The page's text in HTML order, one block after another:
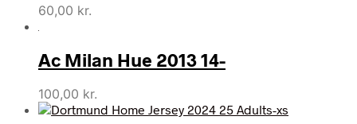
60,00 kr.
Ac Milan Hue 2013 14-
100,00 kr.